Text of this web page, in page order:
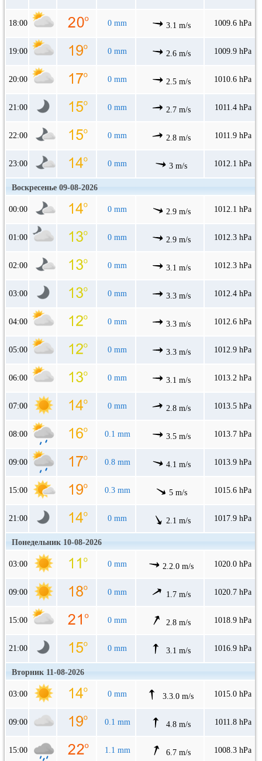
18:00 0 mm 3.1 m/s 1009.6 hPa
19:00 0 mm 2.6 m/s 1009.9 hPa
20:00 0 mm 2.5 m/s 1010.6 hPa
21:00 0 mm 2.7 m/s 1011.4 hPa
22:00 0 mm 2.8 m/s 1011.9 hPa
23:00 0 mm 3 m/s 1012.1 hPa
Воскресенье 09-08-2026
00:00 0 mm 2.9 m/s 1012.1 hPa
01:00 0 mm 2.9 m/s 1012.3 hPa
02:00 0 mm 3.1 m/s 1012.3 hPa
03:00 0 mm 3.3 m/s 1012.4 hPa
04:00 0 mm 3.3 m/s 1012.6 hPa
05:00 0 mm 3.3 m/s 1012.9 hPa
06:00 0 mm 3.1 m/s 1013.2 hPa
07:00 0 mm 2.8 m/s 1013.5 hPa
08:00 0.1 mm 3.5 m/s 1013.7 hPa
09:00 0.8 mm 4.1 m/s 1013.9 hPa
15:00 0.3 mm 5 m/s 1015.6 hPa
21:00 0 mm 2.1 m/s 1017.9 hPa
Понедельник 10-08-2026
03:00 0 mm 2.2.0 m/s 1020.0 hPa
09:00 0 mm 1.7 m/s 1020.7 hPa
15:00 0 mm 2.8 m/s 1018.9 hPa
21:00 0 mm 3.1 m/s 1016.9 hPa
Вторник 11-08-2026
03:00 0 mm 3.3.0 m/s 1015.0 hPa
09:00 0.1 mm 4.8 m/s 1011.8 hPa
15:00 1.1 mm 6.7 m/s 1008.3 hPa